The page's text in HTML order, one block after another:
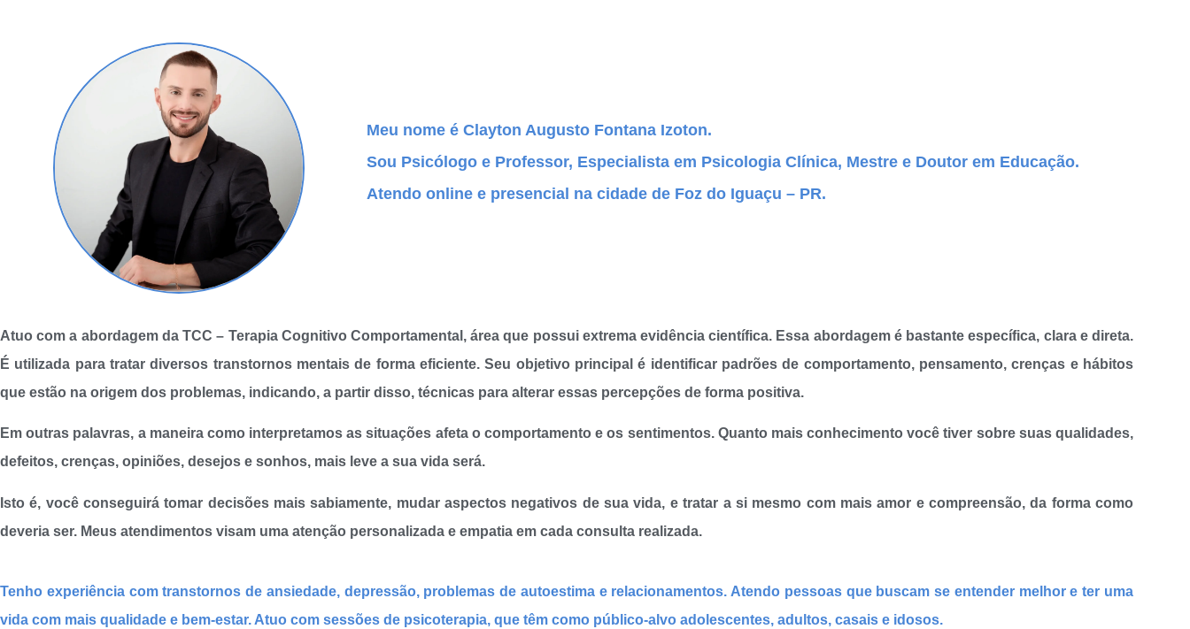
Meu nome é Clayton Augusto Fontana Izoton.
Sou Psicólogo e Professor, Especialista em Psicologia Clínica, Mestre e Doutor em Educação.
Atendo online e presencial na cidade de Foz do Iguaçu – PR.
Atuo com a abordagem da TCC – Terapia Cognitivo Comportamental, área que possui extrema evidência científica. Essa abordagem é bastante específica, clara e direta.
É utilizada para tratar diversos transtornos mentais de forma eficiente. Seu objetivo principal é identificar padrões de comportamento, pensamento, crenças e hábitos
que estão na origem dos problemas, indicando, a partir disso, técnicas para alterar essas percepções de forma positiva.
Em outras palavras, a maneira como interpretamos as situações afeta o comportamento e os sentimentos. Quanto mais conhecimento você tiver sobre suas qualidades,
defeitos, crenças, opiniões, desejos e sonhos, mais leve a sua vida será.
Isto é, você conseguirá tomar decisões mais sabiamente, mudar aspectos negativos de sua vida, e tratar a si mesmo com mais amor e compreensão, da forma como
deveria ser. Meus atendimentos visam uma atenção personalizada e empatia em cada consulta realizada.
Tenho experiência com transtornos de ansiedade, depressão, problemas de autoestima e relacionamentos. Atendo pessoas que buscam se entender melhor e ter uma
vida com mais qualidade e bem-estar. Atuo com sessões de psicoterapia, que têm como público-alvo adolescentes, adultos, casais e idosos.